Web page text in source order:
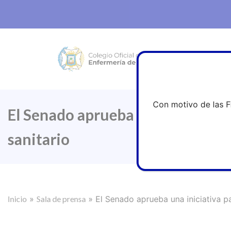
El Senado aprueba una
sanitario
Inicio » Sala de prensa » El Senado aprueba una iniciativa
Con motivo de las